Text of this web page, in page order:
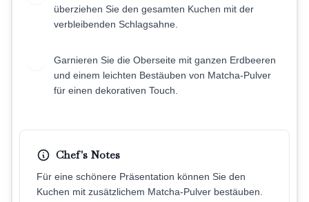
überziehen Sie den gesamten Kuchen mit der
verbleibenden Schlagsahne.
Garnieren Sie die Oberseite mit ganzen Erdbeeren
und einem leichten Bestäuben von Matcha-Pulver
für einen dekorativen Touch.
Chef's Notes
Für eine schönere Präsentation können Sie den
Kuchen mit zusätzlichem Matcha-Pulver bestäuben.